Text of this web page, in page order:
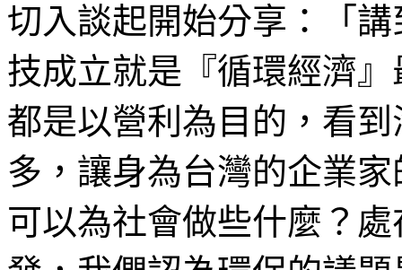
切入談起開始分享：「
技成立就是『循環經濟
都是以營利為目的，看
多，讓身為台灣的企業
可以為社會做些什麼？